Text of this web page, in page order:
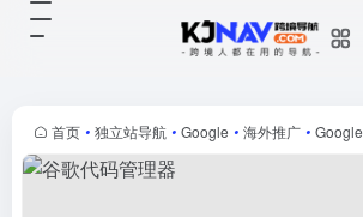
首页 • 独立站导航 • Google • 海外推广 • Google